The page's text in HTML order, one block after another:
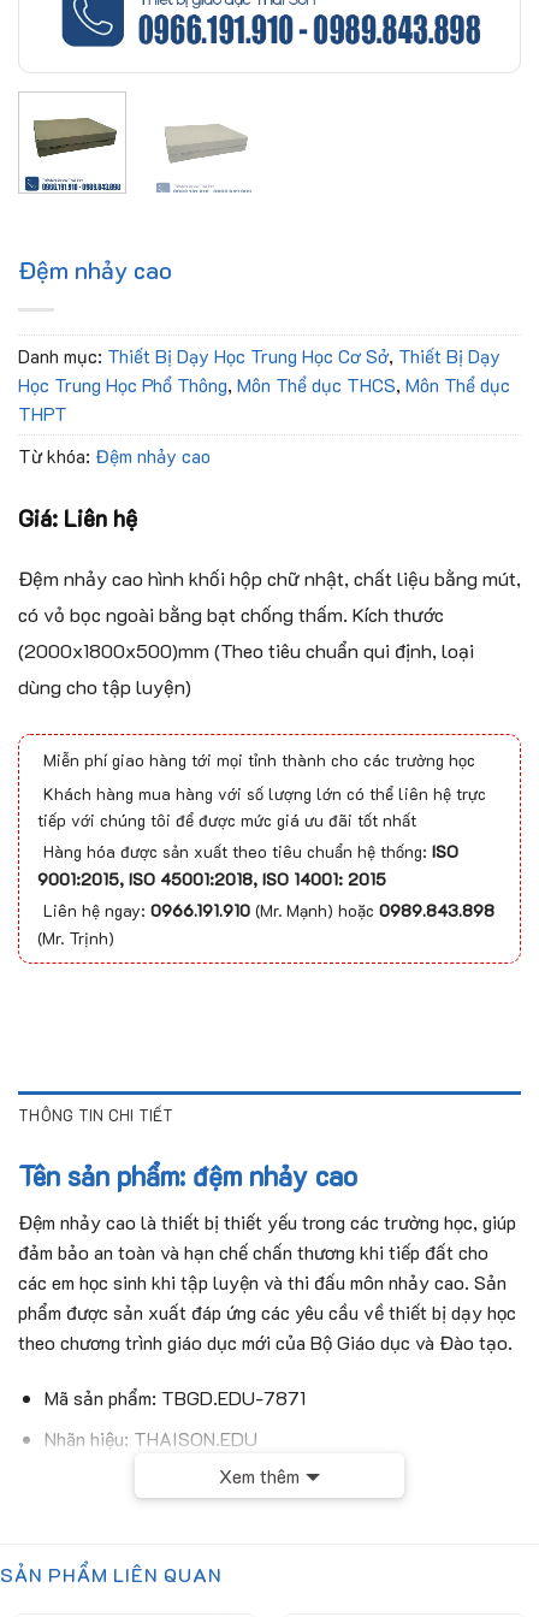
Đệm nhảy cao
Danh mục: Thiết Bị Dạy Học Trung Học Cơ Sở, Thiết Bị Dạy
Học Trung Học Phổ Thông, Môn Thể dục THCS, Môn Thể dục
THPT
Từ khóa: Đệm nhảy cao
Giá: Liên hệ
Đệm nhảy cao hình khối hộp chữ nhật, chất liệu bằng mút,
có vỏ bọc ngoài bằng bạt chống thấm. Kích thước
(2000x1800x500)mm (Theo tiêu chuẩn qui định, loại
dùng cho tập luyện)
Miễn phí giao hàng tới mọi tỉnh thành cho các trường học
Khách hàng mua hàng với số lượng lớn có thể liên hệ trực
tiếp với chúng tôi để được mức giá ưu đãi tốt nhất
Hàng hóa được sản xuất theo tiêu chuẩn hệ thống: ISO
9001:2015, ISO 45001:2018, ISO 14001: 2015
Liên hệ ngay: 0966.191.910 (Mr. Mạnh) hoặc 0989.843.898
(Mr. Trịnh)
THÔNG TIN CHI TIẾT
Tên sản phẩm: đệm nhảy cao
Đệm nhảy cao là thiết bị thiết yếu trong các trường học, giúp
đảm bảo an toàn và hạn chế chấn thương khi tiếp đất cho
các em học sinh khi tập luyện và thi đấu môn nhảy cao. Sản
phẩm được sản xuất đáp ứng các yêu cầu về thiết bị dạy học
theo chương trình giáo dục mới của Bộ Giáo dục và Đào tạo.
Mã sản phẩm: TBGD.EDU-7871
Nhãn hiệu: THAISON.EDU
Kích thước
Xem thêm
SẢN PHẨM LIÊN QUAN